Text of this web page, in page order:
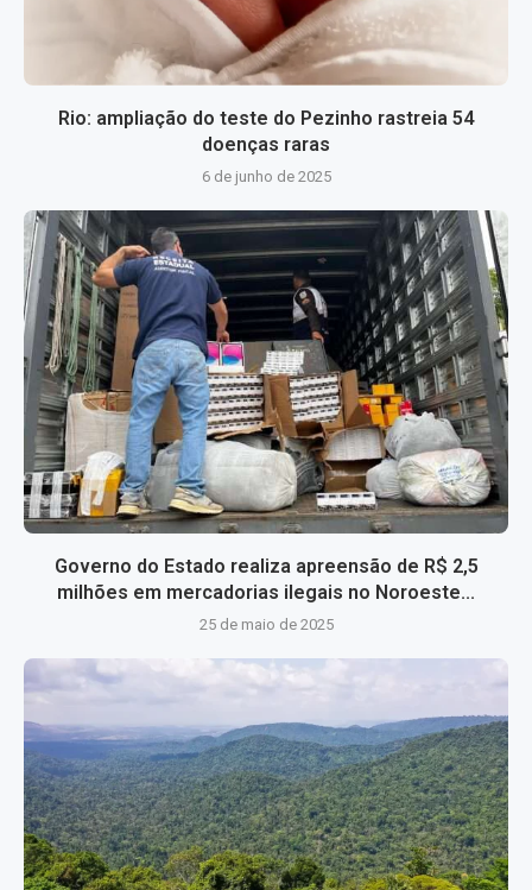
Rio: ampliação do teste do Pezinho rastreia 54
doenças raras
6 de junho de 2025
Governo do Estado realiza apreensão de R$ 2,5
milhões em mercadorias ilegais no Noroeste...
25 de maio de 2025